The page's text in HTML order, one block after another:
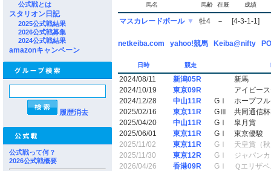
公式戦とは
スタリオン日記
2025公式戦結果
2026公式戦募集
2024公式戦結果
amazonキャンペーン
履歴消去
公式戦って何？
2026公式戦概要
馬名 馬齢 在厩 成績
マスカレードボール ▼ 牡4 － [4-3-1-1]
netkeiba.com yahoo!競馬 Keiba@nifty
日時 競走
2024/08/11 新潟05R
新馬
2024/10/19
東京09R
アイビー
2024/12/28
中山11R GⅠ
ホープフ
2025/02/16
東京11R GⅢ
共同通信杯
2025/04/20
中山11R GⅠ
皐月賞
2025/06/01
東京11R GⅠ
東京優駿
2025/11/02
東京11R GⅠ
天皇賞（
2025/11/30
東京12R GⅠ
ジャパン
2026/04/26
香港09R GⅠ
Ｑエリザ